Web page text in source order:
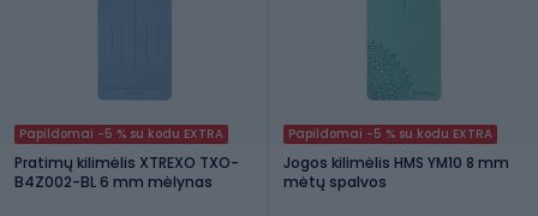
Papildomai -5 % su kodu EXTRA
Pratimų kilimėlis XTREXO TXO-
B4Z002-BL 6 mm mėlynas
Papildomai -5 % su kodu EXTRA
Jogos kilimėlis HMS YM10 8 mm
mėtų spalvos